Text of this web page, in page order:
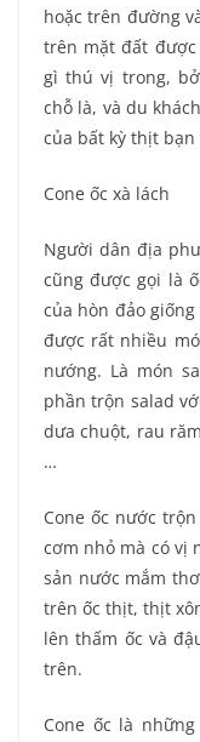
hoặc trên đường
trên mặt đất
gì thú vị trong,
chỗ là, và du
của bất kỳ thịt bạn
Cone ốc xà lách
Người dân địa
cũng được gọi là
của hòn đảo
được rất nhiều
nướng. Là món
phần trộn salad
dưa chuột, rau
…
Cone ốc nước
cơm nhỏ mà có vị
sản nước mắm
trên ốc thịt, thịt
lên thấm ốc và
trên.
Cone ốc là